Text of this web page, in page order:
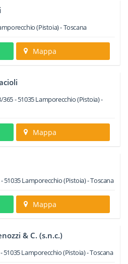
(Pistoia) -Toscana
Mappa
365-51035Lamporecchio(Pistoia) -
Mappa
-51035Lamporecchio(Pistoia) -Toscana
Mappa
& C. (s.n.c.)
51035Lamporecchio(Pistoia) -Toscana